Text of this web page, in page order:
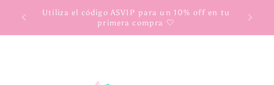
directamente
Utiliza el código ASVIP para un 10% off en tu
primera compra 🤍